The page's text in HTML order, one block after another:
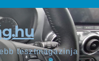
tesztmagazinja